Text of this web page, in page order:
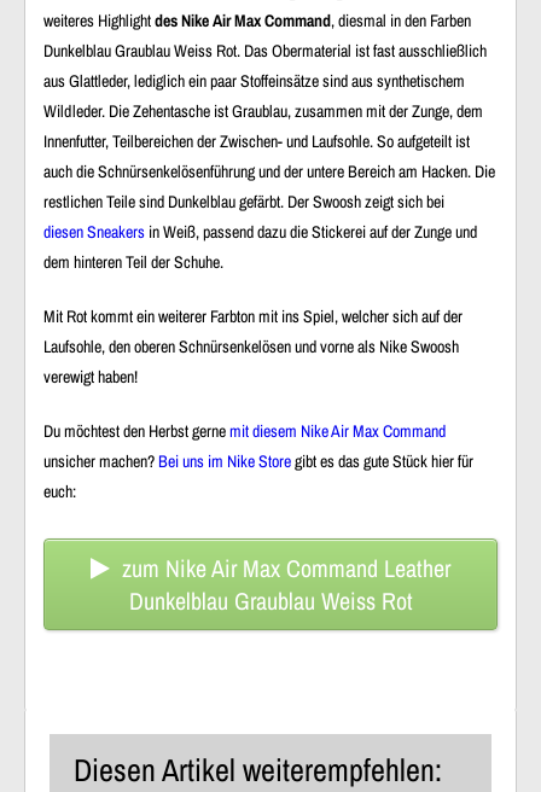
weiteres Highlightdes Nike Air Max Command, diesmal in den Farben
Dunkelblau Graublau Weiss Rot. Das Obermaterial ist fast ausschließlich
aus Glattleder, lediglich ein paar Stoffeinsätze sind aus synthetischem
Wildleder. Die Zehentasche ist Graublau, zusammen mit der Zunge, dem
Innenfutter, Teilbereichen der Zwischen- und Laufsohle. So aufgeteilt ist
auch die Schnürsenkelösenführung und der untere Bereich am Hacken. Die
restlichen Teile sind Dunkelblau gefärbt. Der Swoosh zeigt sich bei
diesen Sneakers in Weiß, passend dazu die Stickerei auf der Zunge und
dem hinteren Teil der Schuhe.
Mit Rot kommt ein weiterer Farbton mit ins Spiel, welcher sich auf der
Laufsohle, den oberen Schnürsenkelösen und vorne als Nike Swoosh
verewigt haben!
Du möchtest den Herbst gernemit diesem Nike Air Max Command
unsicher machen?Bei uns im Nike Storegibt es das gute Stück hier für
euch:
zum Nike Air Max Command Leather
Dunkelblau Graublau Weiss Rot
Diesen Artikel weiterempfehlen: